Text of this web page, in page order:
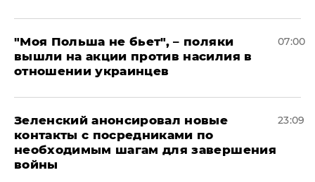
"Моя Польша не бьет", – поляки
вышли на акции против насилия в
отношении украинцев
07:00
Зеленский анонсировал новые
контакты с посредниками по
необходимым шагам для завершения
войны
23:09